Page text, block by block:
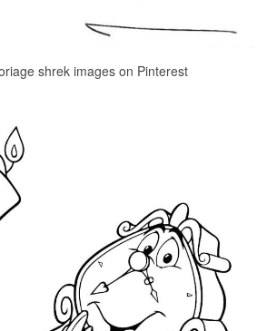
shrek images on Pinterest